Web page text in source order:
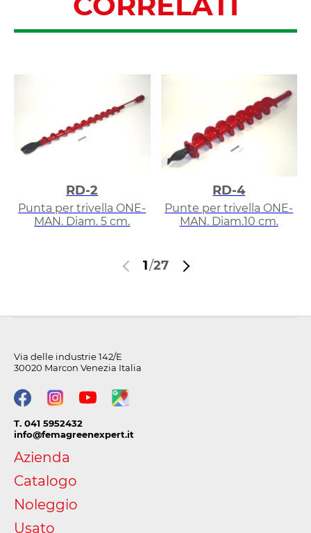
RD-2
Punta per trivella ONE-
MAN. Diam. 5 cm.
RD-4
Punte per trivella ONE-
MAN. Diam.10 cm.
1/27
Via delle industrie 142/E
30020 Marcon Venezia Italia
T. 041 5952432
info@femagreenexpert.it
Azienda
Catalogo
Noleggio
Usato